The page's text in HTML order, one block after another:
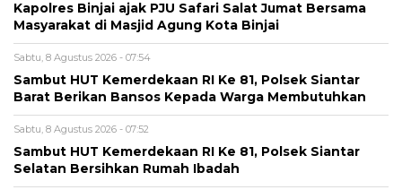
Kapolres Binjai ajak PJU Safari Salat Jumat Bersama
Masyarakat di Masjid Agung Kota Binjai
Sabtu, 8 Agustus 2026 - 07:54
Sambut HUT Kemerdekaan RI Ke 81, Polsek Siantar
Barat Berikan Bansos Kepada Warga Membutuhkan
Sabtu, 8 Agustus 2026 - 07:52
Sambut HUT Kemerdekaan RI Ke 81, Polsek Siantar
Selatan Bersihkan Rumah Ibadah